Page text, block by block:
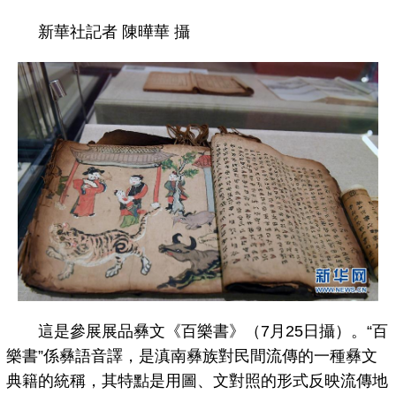
新華社記者 陳曄華 攝
這是參展展品彝文《百樂書》（7月25日攝）。“百
樂書”係彝語音譯，是滇南彝族對民間流傳的一種彝文
典籍的統稱，其特點是用圖、文對照的形式反映流傳地